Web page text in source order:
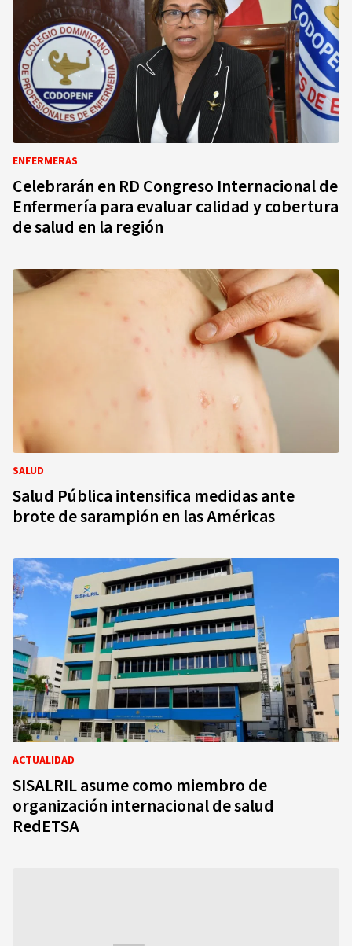
ENFERMERAS
Celebrarán en RD Congreso Internacional de
Enfermería para evaluar calidad y cobertura
de salud en la región
SALUD
Salud Pública intensifica medidas ante
brote de sarampión en las Américas
ACTUALIDAD
SISALRIL asume como miembro de
organización internacional de salud
RedETSA